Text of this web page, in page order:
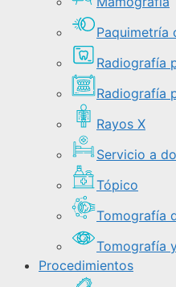
Paquimetría
Radiografía
Radiografía
Rayos X
Servicio a
Tópico
Tomografía
Procedimientos